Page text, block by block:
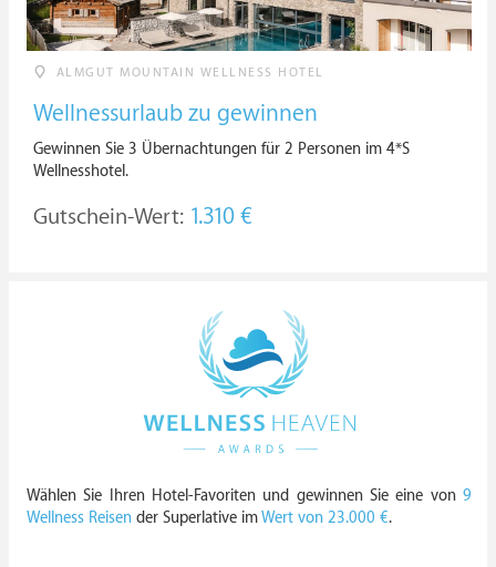
ALMGUT MOUNTAIN WELLNESS HOTEL
Wellnessurlaub zu gewinnen
Gewinnen Sie 3 Übernachtungen für 2 Personen im 4*S
Wellnesshotel.
Gutschein-Wert: 1.310 €
Wählen Sie Ihren Hotel-Favoriten und gewinnen Sie eine von 9
Wellness Reisen der Superlative imWert von 23.000 €.